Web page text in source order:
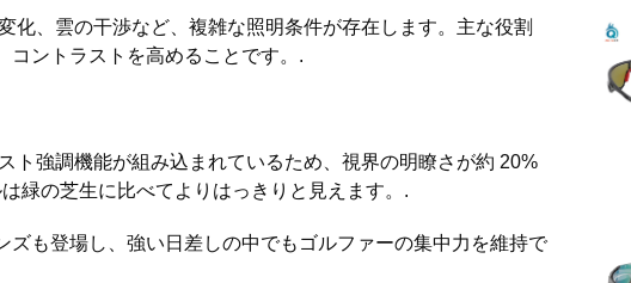
化、雲の干渉など、複雑な照明条件が存在します。主な役割
コントラストを高めることです。.
ト強調機能が組み込まれているため、視界の明瞭さが約 20%
緑の芝生に比べてよりはっきりと見えます。.
も登場し、強い日差しの中でもゴルファーの集中力を維持で